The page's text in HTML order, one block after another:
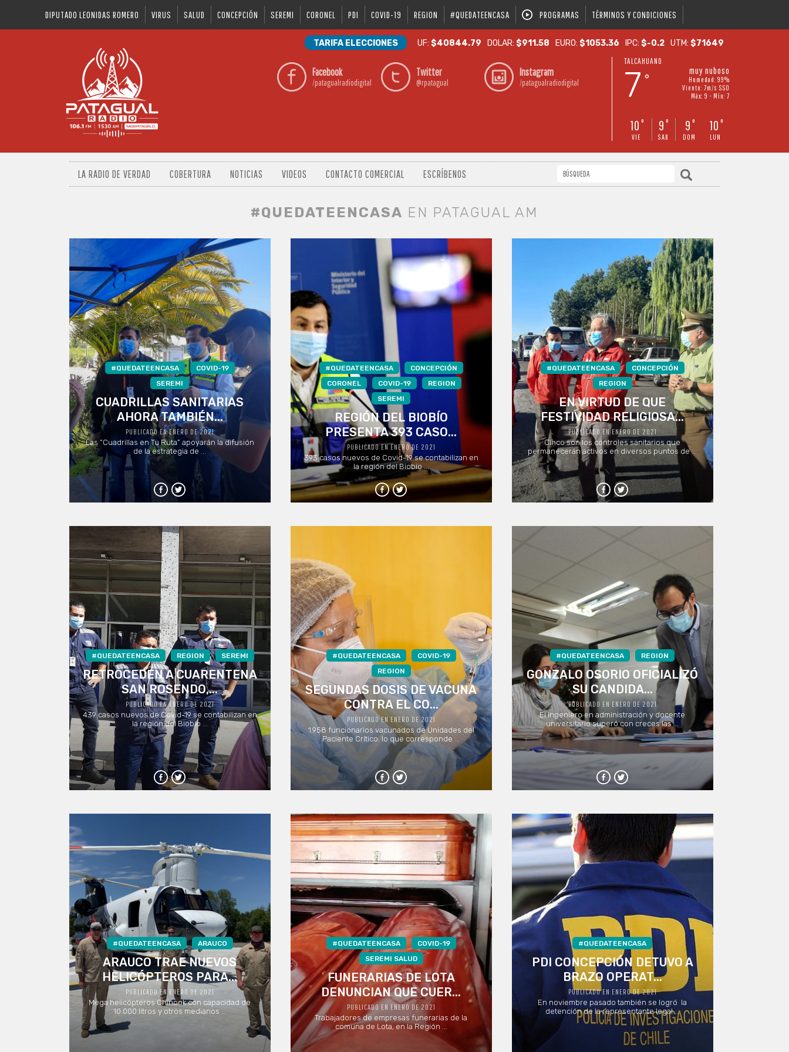
DIPUTADO LEONIDAS ROMERO VIRUS SALUD CONCEPCIÓN SEREMI CORONEL PDI COVID-19 REGION #QUEDATEENCASA PROGRAMAS TÉRMINOS Y CONDICIONES
TARIFA ELECCIONES UF:$40844.79 DOLAR:$911.58 EURO:$1053.36 IPC:$-0.2 UTM:$71649
Facebook
/patagualradiodigital
Twitter
@rpatagual
Instagram
/patagualradiodigital
TALCAHUANO
7 °
muy nuboso
Humedad: 99%
Viento: 7m/s SSO
Máx: 9 • Mín: 7
10 °
VIE
9 °
SAB
9 °
DOM
10 °
LUN
LA RADIO DE VERDAD COBERTURA NOTICIAS VIDEOS CONTACTO COMERCIAL ESCRÍBENOS
#QUEDATEENCASA EN PATAGUAL AM
#QUEDATEENCASA
COVID-19
SEREMI
CUADRILLAS SANITARIAS
AHORA TAMBIÉN...
PUBLICADO EN ENERO DE 2021
Las “Cuadrillas en Tu Ruta” apoyarán la difusión
de la estrategia de ...
#QUEDATEENCASA
CONCEPCIÓN
CORONEL
COVID-19
REGION
SEREMI
REGIÓN DEL BIOBÍO
PRESENTA 393 CASO...
PUBLICADO EN ENERO DE 2021
393 casos nuevos de Covid-19 se contabilizan en
la región del Biobío ...
#QUEDATEENCASA
CONCEPCIÓN
REGION
EN VIRTUD DE QUE
FESTIVIDAD RELIGIOSA...
PUBLICADO EN ENERO DE 2021
Cinco son los controles sanitarios que
permanecerán activos en diversos puntos de ...
#QUEDATEENCASA REGION SEREMI
RETROCEDEN A CUARENTENA
SAN ROSENDO,...
PUBLICADO EN ENERO DE 2021
439 casos nuevos de Covid-19 se contabilizan en
la región del Biobío ...
#QUEDATEENCASA
COVID-19
REGION
SEGUNDAS DOSIS DE VACUNA
CONTRA EL CO...
PUBLICADO EN ENERO DE 2021
1.958 funcionarios vacunados de Unidades del
Paciente Crítico. lo que corresponde ...
#QUEDATEENCASA REGION
GONZALO OSORIO OFICIALIZÓ
SU CANDIDA...
PUBLICADO EN ENERO DE 2021
El ingeniero en administración y docente
universitario superó con creces las ...
#QUEDATEENCASA ARAUCO
ARAUCO TRAE NUEVOS
HELICÓPTEROS PARA...
PUBLICADO EN ENERO DE 2021
Mega helicópteros Chinook con capacidad de
10.000 litros y otros medianos ...
#QUEDATEENCASA
COVID-19
SEREMI SALUD
FUNERARIAS DE LOTA
DENUNCIAN QUE CUER...
PUBLICADO EN ENERO DE 2021
Trabajadores de empresas funerarias de la
comuna de Lota, en la Región ...
#QUEDATEENCASA
PDI CONCEPCIÓN DETUVO A
BRAZO OPERAT...
PUBLICADO EN ENERO DE 2021
En noviembre pasado también se logró la
detención de la representante legal ...